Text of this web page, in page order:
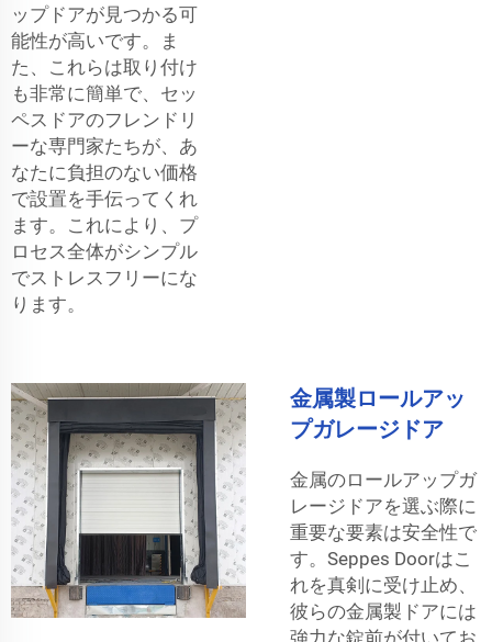
ップドアが見つかる可
能性が高いです。ま
た、これらは取り付け
も非常に簡単で、セッ
ペスドアのフレンドリ
ーな専門家たちが、あ
なたに負担のない価格
で設置を手伝ってくれ
ます。これにより、プ
ロセス全体がシンプル
でストレスフリーにな
ります。
金属製ロールアッ
プガレージドア
金属のロールアップガ
レージドアを選ぶ際に
重要な要素は安全性で
す。Seppes Doorはこ
れを真剣に受け止め、
彼らの金属製ドアには
強力な錠前が付いてお